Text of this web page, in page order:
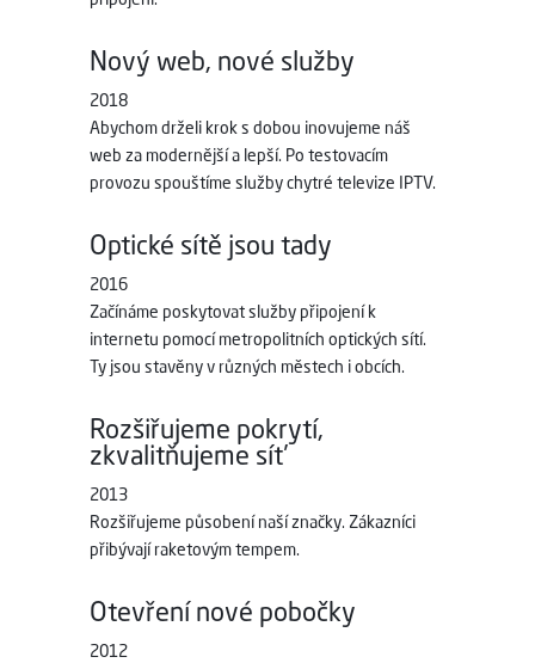
Nový web, nové služby
2018
Abychom drželi krok s dobou inovujeme náš
web za modernější a lepší. Po testovacím
provozu spouštíme služby chytré televize IPTV.
Optické sítě jsou tady
2016
Začínáme poskytovat služby připojení k
internetu pomocí metropolitních optických sítí.
Ty jsou stavěny v různých městech i obcích.
Rozšiřujeme pokrytí,
zkvalitňujeme síť
2013
Rozšiřujeme působení naší značky. Zákazníci
přibývají raketovým tempem.
Otevření nové pobočky
2012